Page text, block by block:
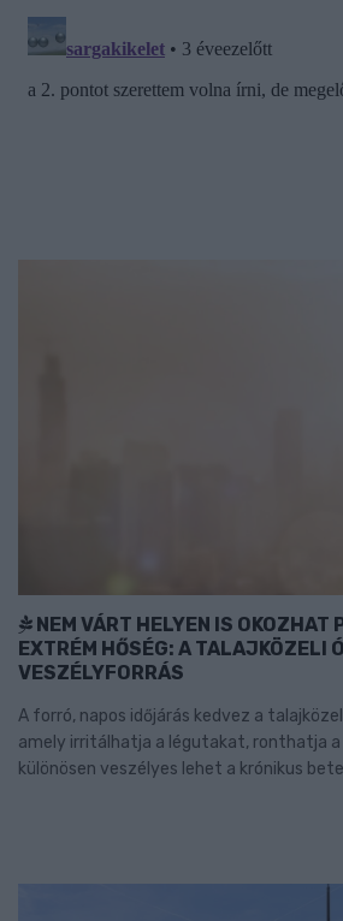
NEM VÁRT HELYEN IS OKOZHAT
EXTRÉM HŐSÉG: A TALAJKÖZELI
VESZÉLYFORRÁS
A forró, napos időjárás kedvez a
amely irritálhatja a légutakat, ronthatja
különösen veszélyes lehet a krónikus